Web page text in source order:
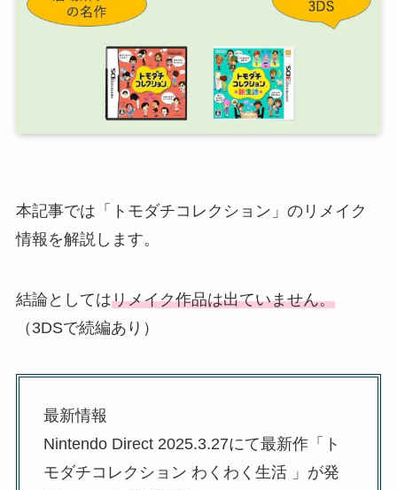
本記事では「トモダチコレクション」のリメイク
情報を解説します。
結論としてはリメイク作品は出ていません。
（3DSで続編あり）
最新情報
Nintendo Direct 2025.3.27にて最新作「ト
モダチコレクション わくわく生活 」が発